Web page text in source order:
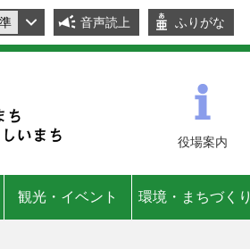
音声読上 ふりがな
役場案内
観光・イベント 環境・まちづくり